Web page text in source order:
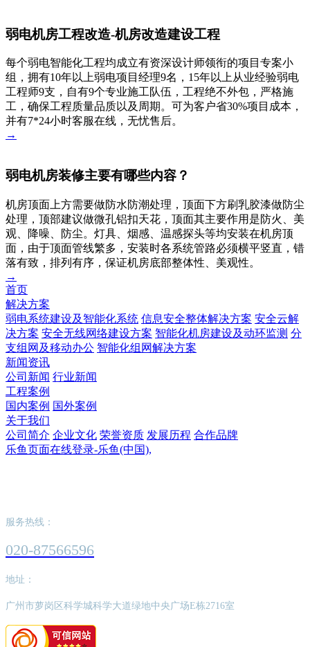
弱电机房工程改造-机房改造建设工程
每个弱电智能化工程均成立有资深设计师领衔的项目专案小
组，拥有10年以上弱电项目经理9名，15年以上从业经验弱电
工程师9支，自有9个专业施工队伍，工程绝不外包，严格施
工，确保工程质量品质以及周期。可为客户省30%项目成本，
并有7*24小时客服在线，无忧售后。
→
弱电机房装修主要有哪些内容？
机房顶面上方需要做防水防潮处理，顶面下方刷乳胶漆做防尘
处理，顶部建议做微孔铝扣天花，顶面其主要作用是防火、美
观、降噪、防尘。灯具、烟感、温感探头等均安装在机房顶
面，由于顶面管线繁多，安装时各系统管路必须横平竖直，错
落有致，排列有序，保证机房底部整体性、美观性。
→
首页
解决方案
弱电系统建设及智能化系统 信息安全整体解决方案 安全云解
决方案 安全无线网络建设方案 智能化机房建设及动环监测 分
支组网及移动办公 智能化组网解决方案
新闻资讯
公司新闻 行业新闻
工程案例
国内案例 国外案例
关于我们
公司简介 企业文化 荣誉资质 发展历程 合作品牌
乐鱼页面在线登录-乐鱼(中国),
服务热线：
020-87566596
地址：
广州市萝岗区科学城科学大道绿地中央广场E栋2716室